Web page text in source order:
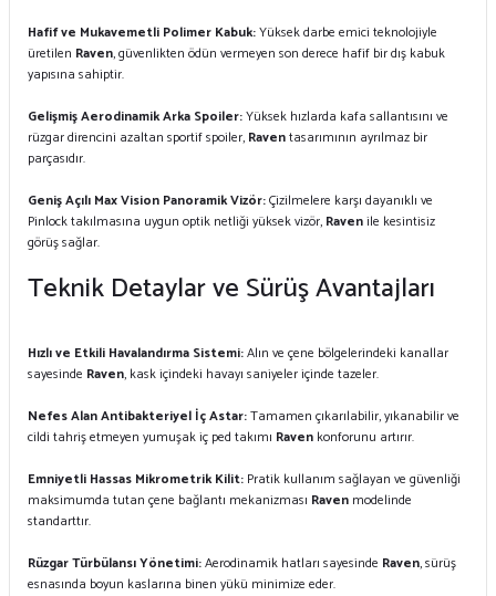
Hafif ve Mukavemetli Polimer Kabuk:Yüksek darbe emici teknolojiyle
üretilen Raven, güvenlikten ödün vermeyen son derece hafif bir dış kabuk
yapısına sahiptir.
Gelişmiş Aerodinamik Arka Spoiler:Yüksek hızlarda kafa sallantısını ve
rüzgar direncini azaltan sportif spoiler, Raventasarımının ayrılmaz bir
parçasıdır.
Geniş Açılı Max Vision Panoramik Vizör:Çizilmelere karşı dayanıklı ve
Pinlock takılmasına uygun optik netliği yüksek vizör, Ravenile kesintisiz
görüş sağlar.
Teknik Detaylar ve Sürüş Avantajları
Hızlı ve Etkili Havalandırma Sistemi:Alın ve çene bölgelerindeki kanallar
sayesinde Raven, kask içindeki havayı saniyeler içinde tazeler.
Nefes Alan Antibakteriyel İç Astar:Tamamen çıkarılabilir, yıkanabilir ve
cildi tahriş etmeyen yumuşak iç ped takımı Raven konforunu artırır.
Emniyetli Hassas Mikrometrik Kilit: Pratik kullanım sağlayan ve güvenliği
maksimumda tutan çene bağlantı mekanizması Raven modelinde
standarttır.
Rüzgar Türbülansı Yönetimi:Aerodinamik hatları sayesinde Raven, sürüş
esnasında boyun kaslarına binen yükü minimize eder.